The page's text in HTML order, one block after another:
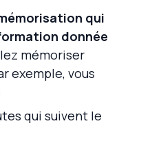
qui
donnée
mémoriser
exemple, vous
qui suivent le